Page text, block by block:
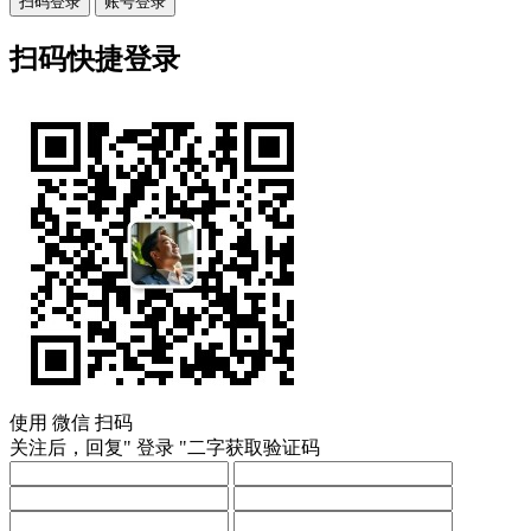
扫码快捷登录
使用 微信 扫码
关注后，回复" 登录 "二字获取验证码